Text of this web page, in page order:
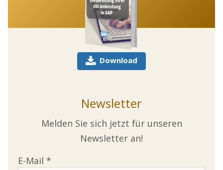
Download
Newsletter
Melden Sie sich jetzt für unseren
Newsletter an!